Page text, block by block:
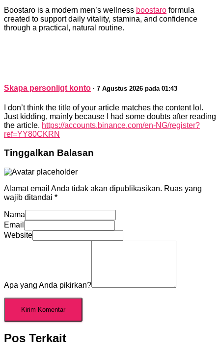
Boostaro is a modern men’s wellness boostaro formula
created to support daily vitality, stamina, and confidence
through a practical, natural routine.
Skapa personligt konto · 7 Agustus 2026 pada 01:43
I don’t think the title of your article matches the content lol.
Just kidding, mainly because I had some doubts after reading
the article. https://accounts.binance.com/en-NG/register?
ref=YY80CKRN
Tinggalkan Balasan
Alamat email Anda tidak akan dipublikasikan. Ruas yang
wajib ditandai *
Nama
Email
Website
Apa yang Anda pikirkan?
Pos Terkait